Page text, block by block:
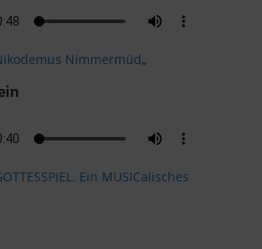
Nimmermüd„
Ein MUSICalisches